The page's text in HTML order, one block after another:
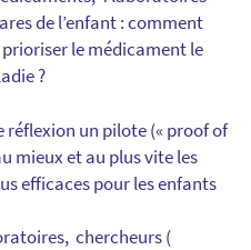
de l’enfant : comment
le médicament le
?
un pilote (« proof of
mieux et au plus vite les
efficaces pour les enfants
chercheurs (